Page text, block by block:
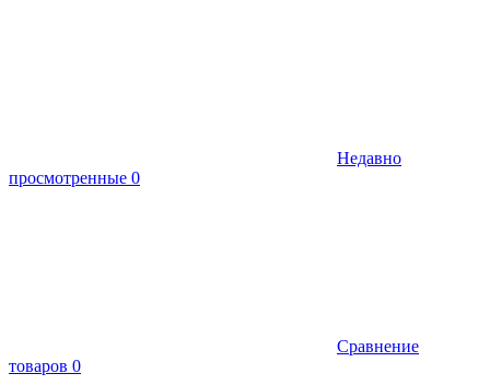
Недавно
просмотренные 0
Сравнение
товаров 0